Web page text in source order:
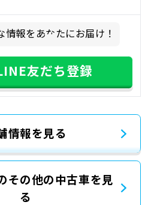
情報をあなたにお届け！
友だち登録
情報を見る
その他の中古車を見
る